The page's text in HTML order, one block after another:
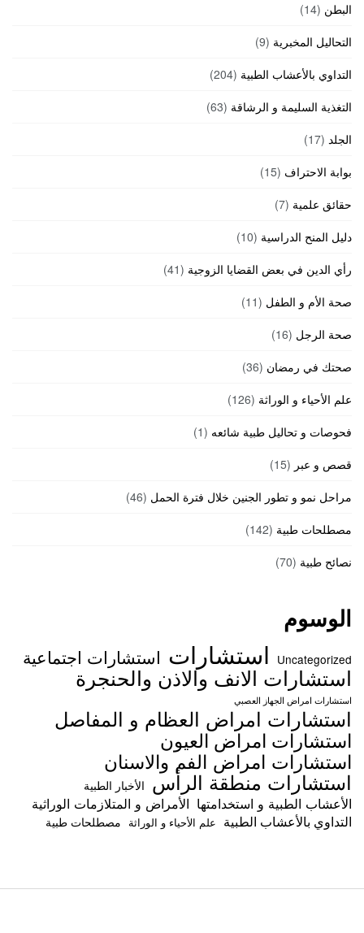
البطن (14)
التحاليل المخبرية (9)
التداوي بالأعشاب الطبية (204)
التغذية السليمة و الرشاقة (63)
الجلد (17)
بوابة الاحتراف (15)
حقائق علمية (7)
دليل المنح الدراسية (10)
رأي الدين في بعض القضايا الزوجية (41)
صحة الأم و الطفل (11)
صحة الرجل (16)
صحتك في رمضان (36)
علم الأحياء و الوراثة (126)
فحوصات و تحاليل طبية شائعه (1)
قصص و عبر (15)
مراحل نمو و تطور الجنين خلال فترة الحمل (46)
مصطلحات طبية (142)
نصائح طبية (70)
الوسوم
Uncategorized استشارات استشارات اجتماعية
استشارات الانف والاذن والحنجرة
استشارات امراض الجهاز العصبي
استشارات امراض العظام و المفاصل
استشارات امراض العيون
استشارات امراض الفم والاسنان
استشارات منطقة الرأس الأخبار الطبية
الأعشاب الطبية و استخدامتها الأمراض و المتلازمات الوراثية
التداوي بالأعشاب الطبية علم الأحياء و الوراثة مصطلحات طبية